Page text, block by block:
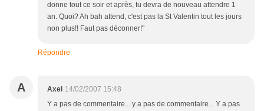
donne tout ce soir et après, tu devra de nouveau attendre 1
an. Quoi? Ah bah attend, c'est pas la St Valentin tout les jours
non plus!! Faut pas déconner!"
Répondre
A Axel 14/02/2007 15:48
Y a pas de commentaire... y a pas de commentaire... Y a pas